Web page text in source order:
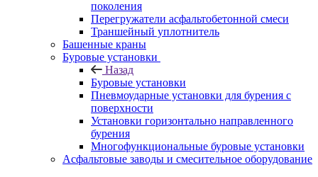
поколения
Перегружатели асфальтобетонной смеси
Траншейный уплотнитель
Башенные краны
Буровые установки
Назад
Буровые установки
Пневмоударные установки для бурения с
поверхности
Установки горизонтально направленного
бурения
Многофункциональные буровые установки
Асфальтовые заводы и смесительное оборудование